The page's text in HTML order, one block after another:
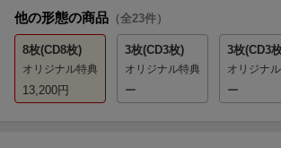
他の形態の商品 （全23件）
8枚(CD8枚)
オリジナル特典
13,200円
3枚(CD3枚)
オリジナル特典
ー
3枚(CD3
オリジナ
ー